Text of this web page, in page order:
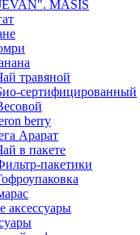
MASIS
травяной
сертифицированный
berry
Арарат
в пакете
пакетики
аксессуары